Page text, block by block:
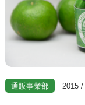
通販事業部 2015